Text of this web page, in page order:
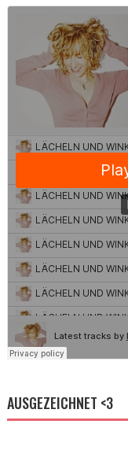
AUSGEZEICHNET <3